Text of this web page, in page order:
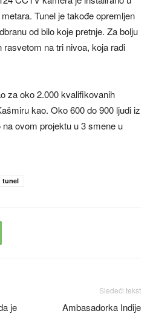
Tunel je takođe opremljen
od bilo koje pretnje. Za bolju
rasvetom na tri nivoa, koja radi
za oko 2.000 kvalifikovanih
kao. Oko 600 do 900 ljudi iz
ovom projektu u 3 smene u
tunel
je
Sledeći tekst
Ambasadorka Indije